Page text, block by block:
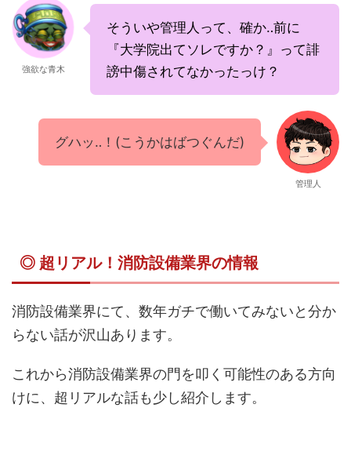
強欲な青木
そういや管理人って、確か‥前に
『大学院出てソレですか？』って誹
謗中傷されてなかったっけ？
グハッ‥！(こうかはばつぐんだ)
管理人
◎ 超リアル！消防設備業界の情報
消防設備業界にて、数年ガチで働いてみないと分か
らない話が沢山あります。
これから消防設備業界の門を叩く可能性のある方向
けに、超リアルな話も少し紹介します。